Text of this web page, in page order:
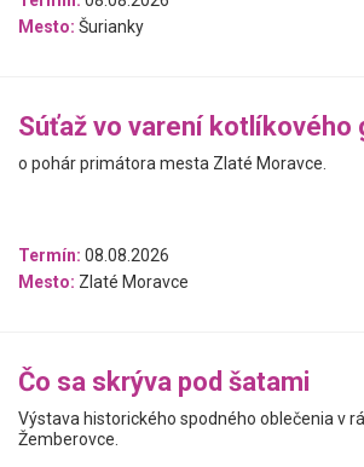
Mesto: Šurianky
Súťaž vo varení kotlíkového
o pohár primátora mesta Zlaté Moravce.
Termín: 08.08.2026
Mesto: Zlaté Moravce
Čo sa skrýva pod šatami
Výstava historického spodného oblečenia v
Žemberovce.